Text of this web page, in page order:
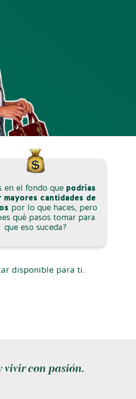
en el fondo que podrías
mayores cantidades de
por lo que haces, pero
qué pasos tomar para
que eso suceda?
disponible para ti.
vivir con pasión.